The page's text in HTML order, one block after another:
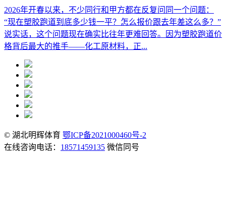
2026年开春以来，不少同行和甲方都在反复问同一个问题：
“现在塑胶跑道到底多少钱一平？怎么报价跟去年差这么多？”
说实话，这个问题现在确实比往年更难回答。因为塑胶跑道价
格背后最大的推手——化工原材料，正...
© 湖北明辉体育 鄂ICP备2021000460号-2
在线咨询电话： 18571459135 微信同号